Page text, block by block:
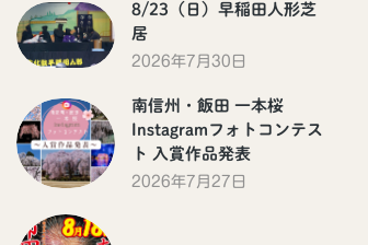
8/23（日）早稲田人形芝
居
2026年7月30日
南信州・飯田 一本桜
Instagramフォトコンテス
ト 入賞作品発表
2026年7月27日